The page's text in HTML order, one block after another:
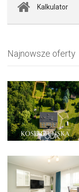
Kalkulator
Najnowsze oferty